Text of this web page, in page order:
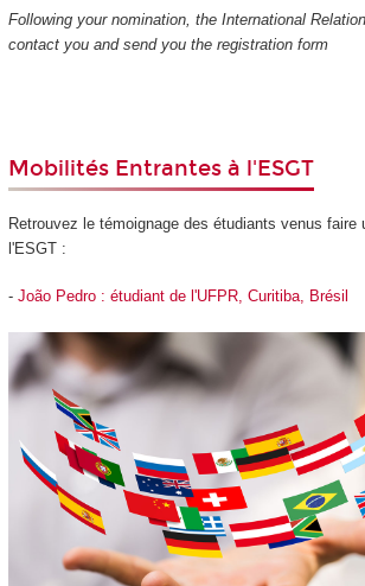
Following your nomination, the International
contact you and send you the registration form
Mobilités Entrantes à l'ESGT
Retrouvez le témoignage des étudiants venus faire
l'ESGT :
- João Pedro : étudiant de l'UFPR, Curitiba, Brésil